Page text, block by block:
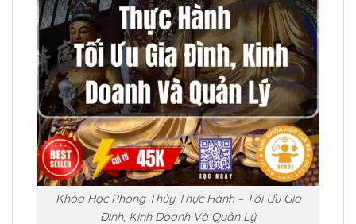
Khóa Học Phong Thủy Thực Hành – Tối Ưu Gia
Đình, Kinh Doanh Và Quản Lý